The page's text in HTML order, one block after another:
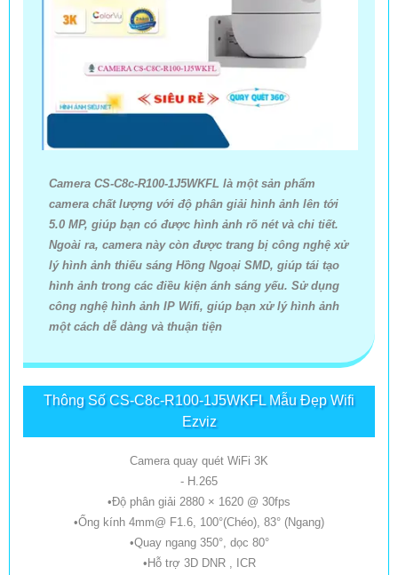
Camera CS-C8c-R100-1J5WKFL là một sản phẩm
camera chất lượng với độ phân giải hình ảnh lên tới
5.0 MP, giúp bạn có được hình ảnh rõ nét và chi tiết.
Ngoài ra, camera này còn được trang bị công nghệ xử
lý hình ảnh thiếu sáng Hồng Ngoại SMD, giúp tái tạo
hình ảnh trong các điều kiện ánh sáng yếu. Sử dụng
công nghệ hình ảnh IP Wifi, giúp bạn xử lý hình ảnh
một cách dễ dàng và thuận tiện
Thông Số CS-C8c-R100-1J5WKFL Mẫu Đẹp Wifi
Ezviz
Camera quay quét WiFi 3K
- H.265
•Độ phân giải 2880 × 1620 @ 30fps
•Ống kính 4mm@ F1.6, 100°(Chéo), 83° (Ngang)
•Quay ngang 350°, dọc 80°
•Hỗ trợ 3D DNR , ICR